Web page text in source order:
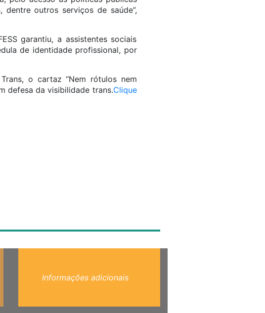
outros serviços de saúde”,
garantiu, a assistentes sociais
de identidade profissional, por
o cartaz “Nem rótulos nem
defesa da visibilidade trans.Clique
Informações adicionais